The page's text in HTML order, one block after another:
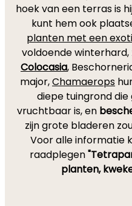
hoek van een terras is
kunt hem ook
planten met een
voldoende winterhard,
Colocasia,
major,Chamaerops
diepe tuingrond
vruchtbaar is, en
zijn grote bladeren
Voor alle informatie
raadplegen
planten,